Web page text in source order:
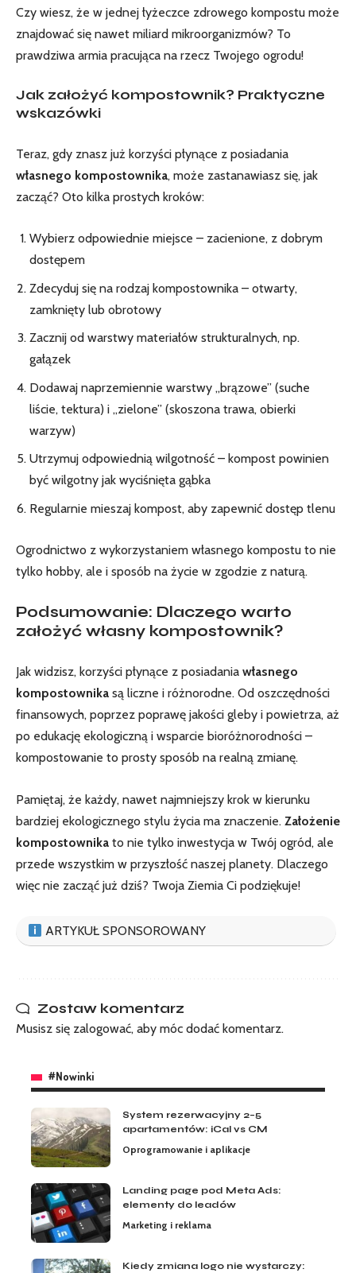
Czy wiesz, że w jednej łyżeczce zdrowego kompostu może
znajdować się nawet miliard mikroorganizmów? To
prawdziwa armia pracująca na rzecz Twojego ogrodu!
Jak założyć kompostownik? Praktyczne
wskazówki
Teraz, gdy znasz już korzyści płynące z posiadania
własnego kompostownika, może zastanawiasz się, jak
zacząć? Oto kilka prostych kroków:
Wybierz odpowiednie miejsce – zacienione, z dobrym
dostępem
Zdecyduj się na rodzaj kompostownika – otwarty,
zamknięty lub obrotowy
Zacznij od warstwy materiałów strukturalnych, np.
gałązek
Dodawaj naprzemiennie warstwy „brązowe” (suche
liście, tektura) i „zielone” (skoszona trawa, obierki
warzyw)
Utrzymuj odpowiednią wilgotność – kompost powinien
być wilgotny jak wyciśnięta gąbka
Regularnie mieszaj kompost, aby zapewnić dostęp tlenu
Ogrodnictwo z wykorzystaniem własnego kompostu to nie
tylko hobby, ale i sposób na życie w zgodzie z naturą.
Podsumowanie: Dlaczego warto
założyć własny kompostownik?
Jak widzisz, korzyści płynące z posiadania własnego
kompostownika są liczne i różnorodne. Od oszczędności
finansowych, poprzez poprawę jakości gleby i powietrza, aż
po edukację ekologiczną i wsparcie bioróżnorodności –
kompostowanie to prosty sposób na realną zmianę.
Pamiętaj, że każdy, nawet najmniejszy krok w kierunku
bardziej ekologicznego stylu życia ma znaczenie. Założenie
kompostownika to nie tylko inwestycja w Twój ogród, ale
przede wszystkim w przyszłość naszej planety. Dlaczego
więc nie zacząć już dziś? Twoja Ziemia Ci podziękuje!
ARTYKUŁ SPONSOROWANY
Zostaw komentarz
Musisz się zalogować, aby móc dodać komentarz.
#Nowinki
System rezerwacyjny 2–5
apartamentów: iCal vs CM
Oprogramowanie i aplikacje
Landing page pod Meta Ads:
elementy do leadów
Marketing i reklama
Kiedy zmiana logo nie wystarczy: